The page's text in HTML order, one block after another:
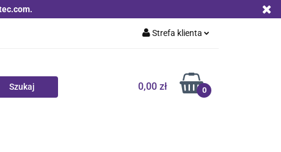
Strefa klienta
Zarejestruj się
0,00 zł 0